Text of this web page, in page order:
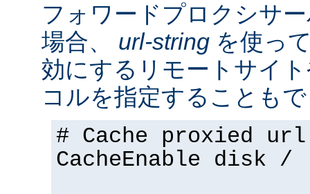
フォワードプロクシサ
場合、 url-string を使っ
効にするリモートサイ
コルを指定することも
# Cache proxied
CacheEnable disk /